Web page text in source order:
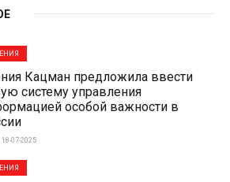
Кацман предложила ввести
систему управления
особой важности в
18-07-2025